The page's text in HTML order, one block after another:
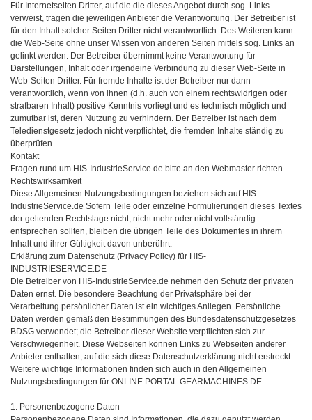
Für Internetseiten Dritter, auf die die dieses Angebot durch sog. Links
verweist, tragen die jeweiligen Anbieter die Verantwortung. Der Betreiber ist
für den Inhalt solcher Seiten Dritter nicht verantwortlich. Des Weiteren kann
die Web-Seite ohne unser Wissen von anderen Seiten mittels sog. Links an
gelinkt werden. Der Betreiber übernimmt keine Verantwortung für
Darstellungen, Inhalt oder irgendeine Verbindung zu dieser Web-Seite in
Web-Seiten Dritter. Für fremde Inhalte ist der Betreiber nur dann
verantwortlich, wenn von ihnen (d.h. auch von einem rechtswidrigen oder
strafbaren Inhalt) positive Kenntnis vorliegt und es technisch möglich und
zumutbar ist, deren Nutzung zu verhindern. Der Betreiber ist nach dem
Teledienstgesetz jedoch nicht verpflichtet, die fremden Inhalte ständig zu
überprüfen.
Kontakt
Fragen rund um HIS-IndustrieService.de bitte an den Webmaster richten.
Rechtswirksamkeit
Diese Allgemeinen Nutzungsbedingungen beziehen sich auf HIS-
IndustrieService.de Sofern Teile oder einzelne Formulierungen dieses Textes
der geltenden Rechtslage nicht, nicht mehr oder nicht vollständig
entsprechen sollten, bleiben die übrigen Teile des Dokumentes in ihrem
Inhalt und ihrer Gültigkeit davon unberührt.
Erklärung zum Datenschutz (Privacy Policy) für HIS-
INDUSTRIESERVICE.DE
Die Betreiber von HIS-IndustrieService.de nehmen den Schutz der privaten
Daten ernst. Die besondere Beachtung der Privatsphäre bei der
Verarbeitung persönlicher Daten ist ein wichtiges Anliegen. Persönliche
Daten werden gemäß den Bestimmungen des Bundesdatenschutzgesetzes
BDSG verwendet; die Betreiber dieser Website verpflichten sich zur
Verschwiegenheit. Diese Webseiten können Links zu Webseiten anderer
Anbieter enthalten, auf die sich diese Datenschutzerklärung nicht erstreckt.
Weitere wichtige Informationen finden sich auch in den Allgemeinen
Nutzungsbedingungen für ONLINE PORTAL GEARMACHINES.DE
1. Personenbezogene Daten